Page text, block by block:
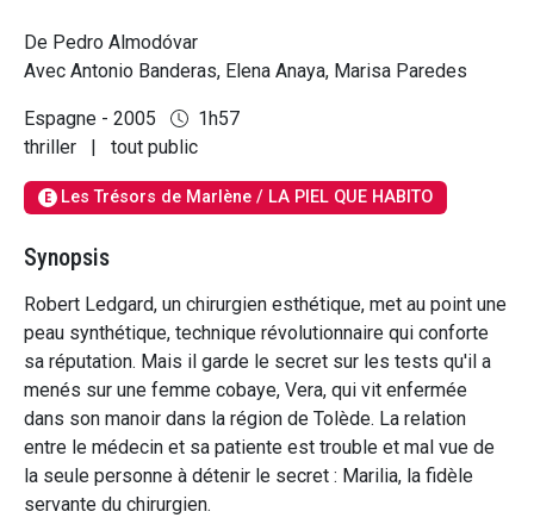
De Pedro Almodóvar
Avec Antonio Banderas, Elena Anaya, Marisa Paredes
Espagne - 2005
1h57
thriller
| tout public
E Les Trésors de Marlène / LA PIEL QUE HABITO
Synopsis
Robert Ledgard, un chirurgien esthétique, met au point une
peau synthétique, technique révolutionnaire qui conforte
sa réputation. Mais il garde le secret sur les tests qu'il a
menés sur une femme cobaye, Vera, qui vit enfermée
dans son manoir dans la région de Tolède. La relation
entre le médecin et sa patiente est trouble et mal vue de
la seule personne à détenir le secret : Marilia, la fidèle
servante du chirurgien.